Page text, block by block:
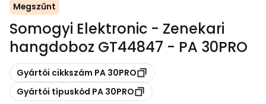
Megszűnt
Somogyi Elektronic - Zenekari
hangdoboz GT44847 - PA 30PRO
Másolás
Gyártói cikkszám PA 30PRO
Másolás
Gyártói típuskód PA 30PRO